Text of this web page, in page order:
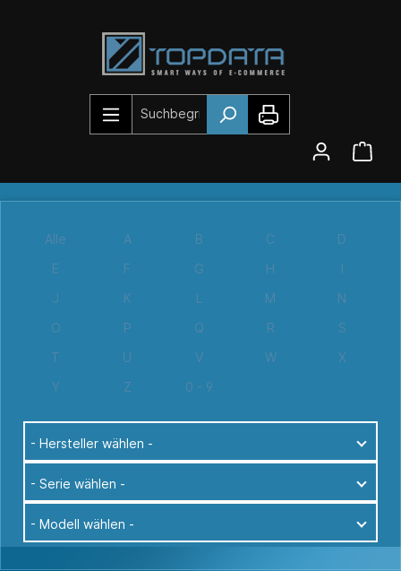
Alle A B C
D
E
F G H
I
J
K L M
N
O
P Q R
S
T
U V W
X
Y
Z 0 - 9
- Hersteller wählen -
- Serie wählen -
- Modell wählen -